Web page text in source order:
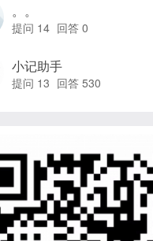
。。
提问 14 回答 0
小记助手
提问 13 回答 530